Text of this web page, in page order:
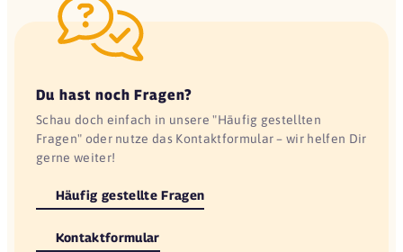
Du hast noch Fragen?
Schau doch einfach in unsere "Häufig gestellten
Fragen" oder nutze das Kontaktformular – wir helfen Dir
gerne weiter!
Häufig gestellte Fragen
Kontaktformular